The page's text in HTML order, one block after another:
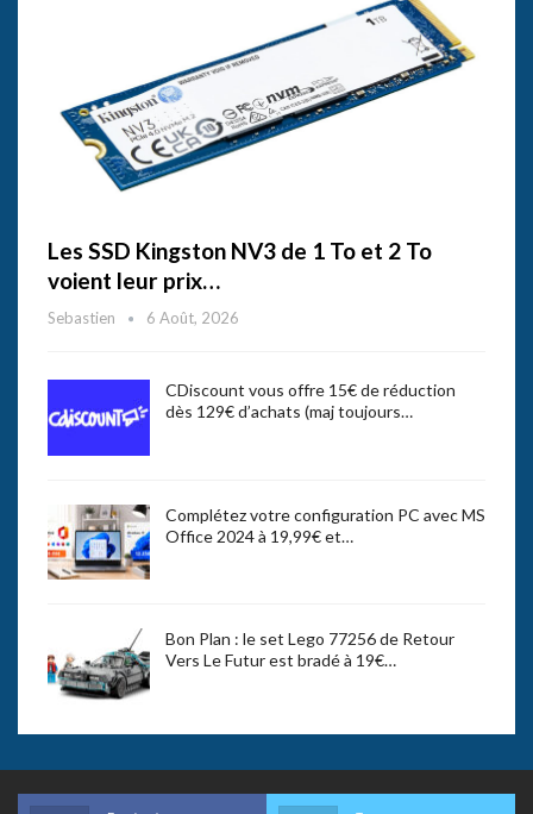
Les SSD Kingston NV3 de 1 To et 2 To
voient leur prix…
Sebastien 6 Août, 2026
CDiscount vous offre 15€ de réduction
dès 129€ d’achats (maj toujours…
Complétez votre configuration PC avec MS
Office 2024 à 19,99€ et…
Bon Plan : le set Lego 77256 de Retour
Vers Le Futur est bradé à 19€…